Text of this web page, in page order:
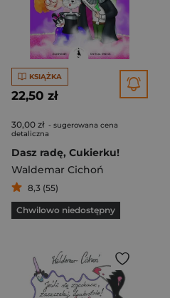
KSIĄŻKA
22,50 zł
30,00 zł - sugerowana cena
detaliczna
Dasz radę, Cukierku!
Waldemar Cichoń
8,3 (55)
Chwilowo niedostępny